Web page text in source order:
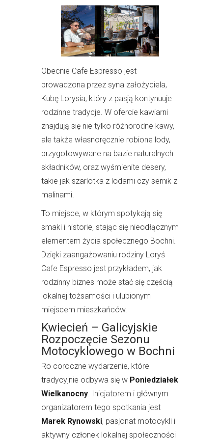
Obecnie Cafe Espresso jest
prowadzona przez syna założyciela,
Kubę Lorysia, który z pasją kontynuuje
rodzinne tradycje. W ofercie kawiarni
znajdują się nie tylko różnorodne kawy,
ale także własnoręcznie robione lody,
przygotowywane na bazie naturalnych
składników, oraz wyśmienite desery,
takie jak szarlotka z lodami czy sernik z
malinami.
To miejsce, w którym spotykają się
smaki i historie, stając się nieodłącznym
elementem życia społecznego Bochni.
Dzięki zaangażowaniu rodziny Loryś
Cafe Espresso jest przykładem, jak
rodzinny biznes może stać się częścią
lokalnej tożsamości i ulubionym
miejscem mieszkańców.
Kwiecień – Galicyjskie
Rozpoczęcie Sezonu
Motocyklowego w Bochni
Ro coroczne wydarzenie, które
tradycyjnie odbywa się w Poniedziałek
Wielkanocny . Inicjatorem i głównym
organizatorem tego spotkania jest
Marek Rynowski, pasjonat motocykli i
aktywny członek lokalnej społeczności